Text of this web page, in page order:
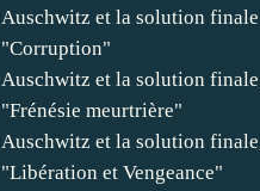
Auschwitz et la solution
"Corruption"
Auschwitz et la solution
"Frénésie meurtrière"
Auschwitz et la solution
"Libération et Vengeance"